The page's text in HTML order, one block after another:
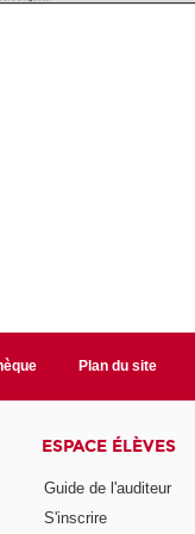
Plan du site
ESPACE ÉLÈVES
Guide de l'auditeur
S'inscrire